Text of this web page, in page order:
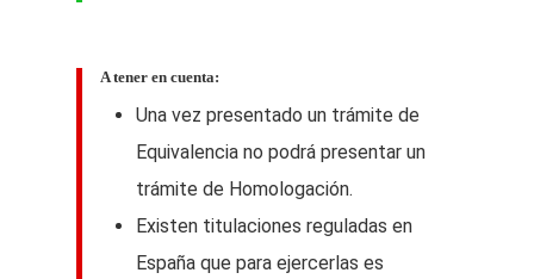
A tener en cuenta:
Una vez presentado un trámite de
Equivalencia no podrá presentar un
trámite de Homologación.
Existen titulaciones reguladas en
España que para ejercerlas es